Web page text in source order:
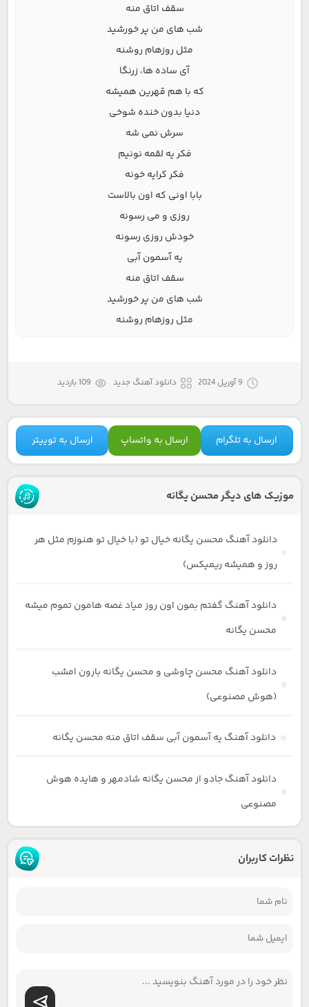
سقف اتاق منه
شب های من پر خورشید
مثل روزهام روشنه
آی ساده ها، زرنگا
که با هم قهرین همیشه
دنیا بدون خنده شوخی
سرش نمی شه
فکر یه لقمه نونیم
فکر کرایه خونه
بابا اونی که اون بالاست
روزی و می رسونه
خودش روزی رسونه
یه آسمون آبی
سقف اتاق منه
شب های من پر خورشید
مثل روزهام روشنه
9 آوریل 2024 دانلود آهنگ جدید 109 بازدید
ارسال به تلگرام ارسال به واتساپ ارسال به توییتر
موزیک های دیگر محسن یگانه
دانلود آهنگ محسن یگانه خیال تو (با خیال تو هنوزم مثل هر
روز و همیشه ریمیکس)
دانلود آهنگ گفتم بمون اون روز میاد غصه هامون تموم میشه
محسن یگانه
دانلود آهنگ محسن چاوشی و محسن یگانه بارون امشب
(هوش مصنوعی)
دانلود آهنگ یه آسمون آبی سقف اتاق منه محسن یگانه
دانلود آهنگ جادو از محسن یگانه شادمهر و‌ هایده هوش
مصنوعی
نظرات کاربران